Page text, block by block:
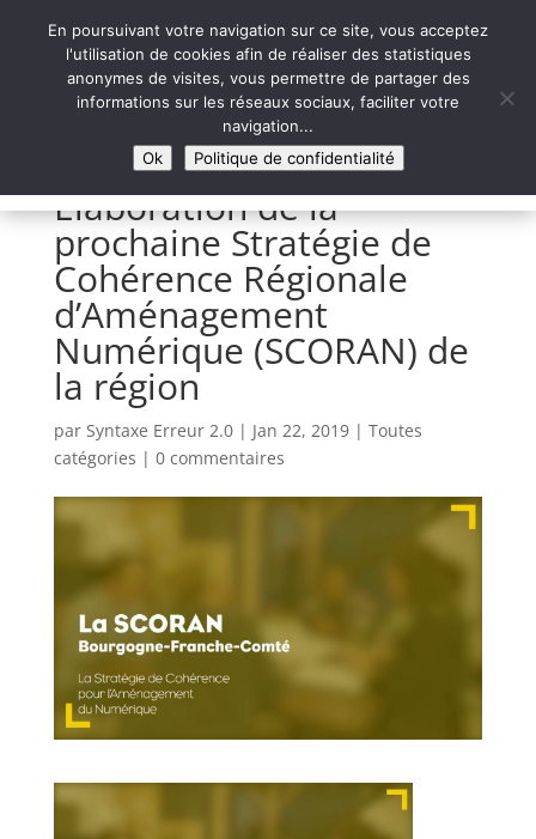
Syntaxe Erreur 2.0
LE NUMÉRIQUE SOLIDAIRE
Elaboration de la
prochaine Stratégie de
Cohérence Régionale
d’Aménagement
Numérique (SCORAN) de
la région
par Syntaxe Erreur 2.0| Jan 22, 2019| Toutes
catégories | 0 commentaires
En poursuivant votre navigation sur ce site, vous acceptez
l'utilisation de cookies afin de réaliser des statistiques
anonymes de visites, vous permettre de partager des
informations sur les réseaux sociaux, faciliter votre
navigation...
Ok
Politique de confidentialité